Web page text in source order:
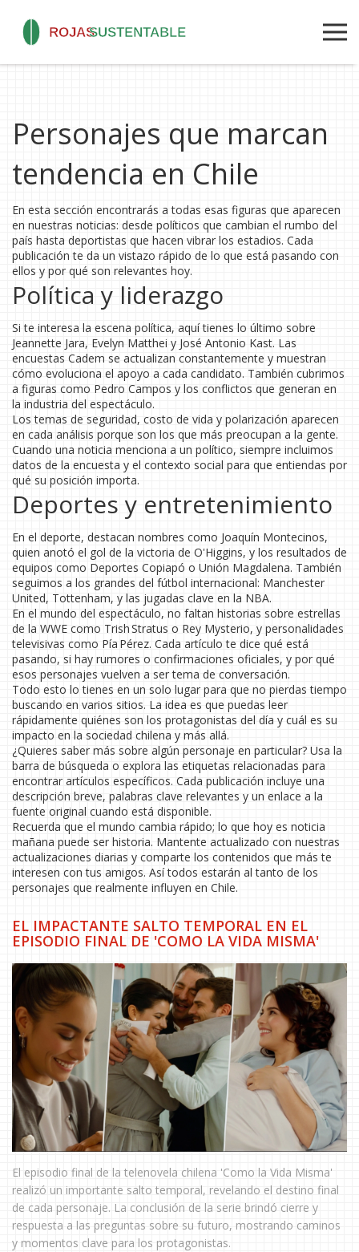
Personajes que marcan
tendencia en Chile
En esta sección encontrarás a todas esas figuras que aparecen
en nuestras noticias: desde políticos que cambian el rumbo del
país hasta deportistas que hacen vibrar los estadios. Cada
publicación te da un vistazo rápido de lo que está pasando con
ellos y por qué son relevantes hoy.
Política y liderazgo
Si te interesa la escena política, aquí tienes lo último sobre
Jeannette Jara, Evelyn Matthei y José Antonio Kast. Las
encuestas Cadem se actualizan constantemente y muestran
cómo evoluciona el apoyo a cada candidato. También cubrimos
a figuras como Pedro Campos y los conflictos que generan en
la industria del espectáculo.
Los temas de seguridad, costo de vida y polarización aparecen
en cada análisis porque son los que más preocupan a la gente.
Cuando una noticia menciona a un político, siempre incluimos
datos de la encuesta y el contexto social para que entiendas por
qué su posición importa.
Deportes y entretenimiento
En el deporte, destacan nombres como Joaquín Montecinos,
quien anotó el gol de la victoria de O'Higgins, y los resultados de
equipos como Deportes Copiapó o Unión Magdalena. También
seguimos a los grandes del fútbol internacional: Manchester
United, Tottenham, y las jugadas clave en la NBA.
En el mundo del espectáculo, no faltan historias sobre estrellas
de la WWE como Trish Stratus o Rey Mysterio, y personalidades
televisivas como Pía Pérez. Cada artículo te dice qué está
pasando, si hay rumores o confirmaciones oficiales, y por qué
esos personajes vuelven a ser tema de conversación.
Todo esto lo tienes en un solo lugar para que no pierdas tiempo
buscando en varios sitios. La idea es que puedas leer
rápidamente quiénes son los protagonistas del día y cuál es su
impacto en la sociedad chilena y más allá.
¿Quieres saber más sobre algún personaje en particular? Usa la
barra de búsqueda o explora las etiquetas relacionadas para
encontrar artículos específicos. Cada publicación incluye una
descripción breve, palabras clave relevantes y un enlace a la
fuente original cuando está disponible.
Recuerda que el mundo cambia rápido; lo que hoy es noticia
mañana puede ser historia. Mantente actualizado con nuestras
actualizaciones diarias y comparte los contenidos que más te
interesen con tus amigos. Así todos estarán al tanto de los
personajes que realmente influyen en Chile.
EL IMPACTANTE SALTO TEMPORAL EN EL
EPISODIO FINAL DE 'COMO LA VIDA MISMA'
El episodio final de la telenovela chilena 'Como la Vida Misma'
realizó un importante salto temporal, revelando el destino final
de cada personaje. La conclusión de la serie brindó cierre y
respuesta a las preguntas sobre su futuro, mostrando caminos
y momentos clave para los protagonistas.